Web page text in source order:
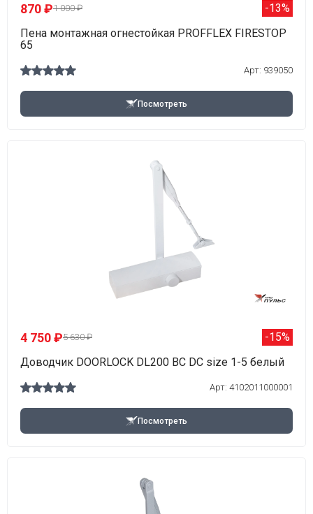
870 ₽1 000 ₽
-13%
Пена монтажная огнестойкая PROFFLEX FIRESTOP
65
Арт: 939050
Посмотреть
4 750 ₽5 630 ₽
-15%
Доводчик DOORLOCK DL200 BC DC size 1-5 белый
Арт: 4102011000001
Посмотреть